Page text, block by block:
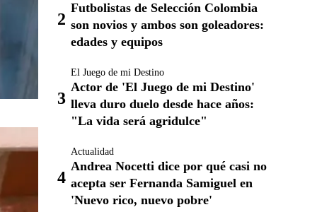
Futbolistas de Selección Colombia
son novios y ambos son goleadores:
edades y equipos
El Juego de mi Destino
Actor de 'El Juego de mi Destino'
lleva duro duelo desde hace años:
"La vida será agridulce"
Actualidad
Andrea Nocetti dice por qué casi no
acepta ser Fernanda Samiguel en
'Nuevo rico, nuevo pobre'